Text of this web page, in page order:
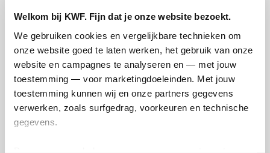
Welkom bij KWF. Fijn dat je onze website bezoekt.
We gebruiken cookies en vergelijkbare technieken om
onze website goed te laten werken, het gebruik van onze
website en campagnes te analyseren en — met jouw
toestemming — voor marketingdoeleinden. Met jouw
toestemming kunnen wij en onze partners gegevens
verwerken, zoals surfgedrag, voorkeuren en technische
gegevens.
Denise's badges